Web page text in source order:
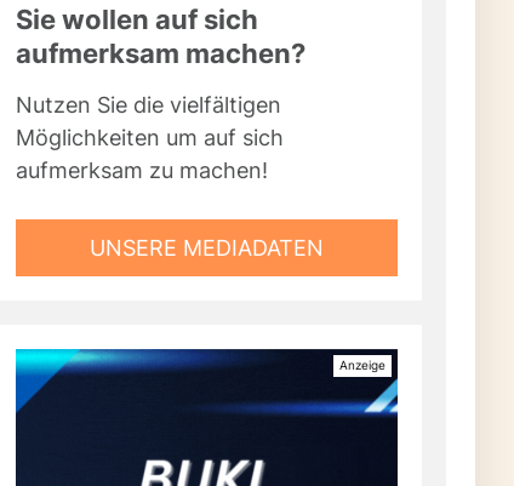
Sie wollen auf sich
aufmerksam machen?
Nutzen Sie die vielfältigen
Möglichkeiten um auf sich
aufmerksam zu machen!
UNSERE MEDIADATEN